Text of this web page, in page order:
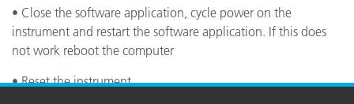
• Close the software application, cycle power on the
instrument and restart the software application. If this does
not work reboot the computer
• Reset the instrument